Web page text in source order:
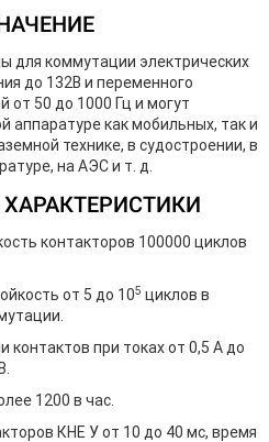
для коммутации электрических
до 132В и переменного
от 50 до 1000 Гц и могут
аппаратуре как мобильных, так и
технике, в судостроении, в
на АЭС и т. д.
контакторов 100000 циклов
от 5 до 105 циклов в
контактов при токах от 0,5 А до
1200 в час.
КНЕ У от 10 до 40 мс, время